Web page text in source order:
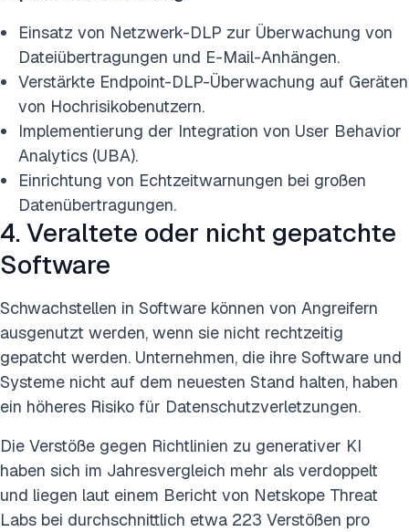
Einsatz von Netzwerk-DLP zur Überwachung von
Dateiübertragungen und E-Mail-Anhängen.
Verstärkte Endpoint-DLP-Überwachung auf Geräten
von Hochrisikobenutzern.
Implementierung der Integration von User Behavior
Analytics (UBA).
Einrichtung von Echtzeitwarnungen bei großen
Datenübertragungen.
4. Veraltete oder nicht gepatchte
Software
Schwachstellen in Software können von Angreifern
ausgenutzt werden, wenn sie nicht rechtzeitig
gepatcht werden. Unternehmen, die ihre Software und
Systeme nicht auf dem neuesten Stand halten, haben
ein höheres Risiko für Datenschutzverletzungen.
Die Verstöße gegen Richtlinien zu generativer KI
haben sich im Jahresvergleich mehr als verdoppelt
und liegen laut einem Bericht von Netskope Threat
Labs bei durchschnittlich etwa 223 Verstößen pro